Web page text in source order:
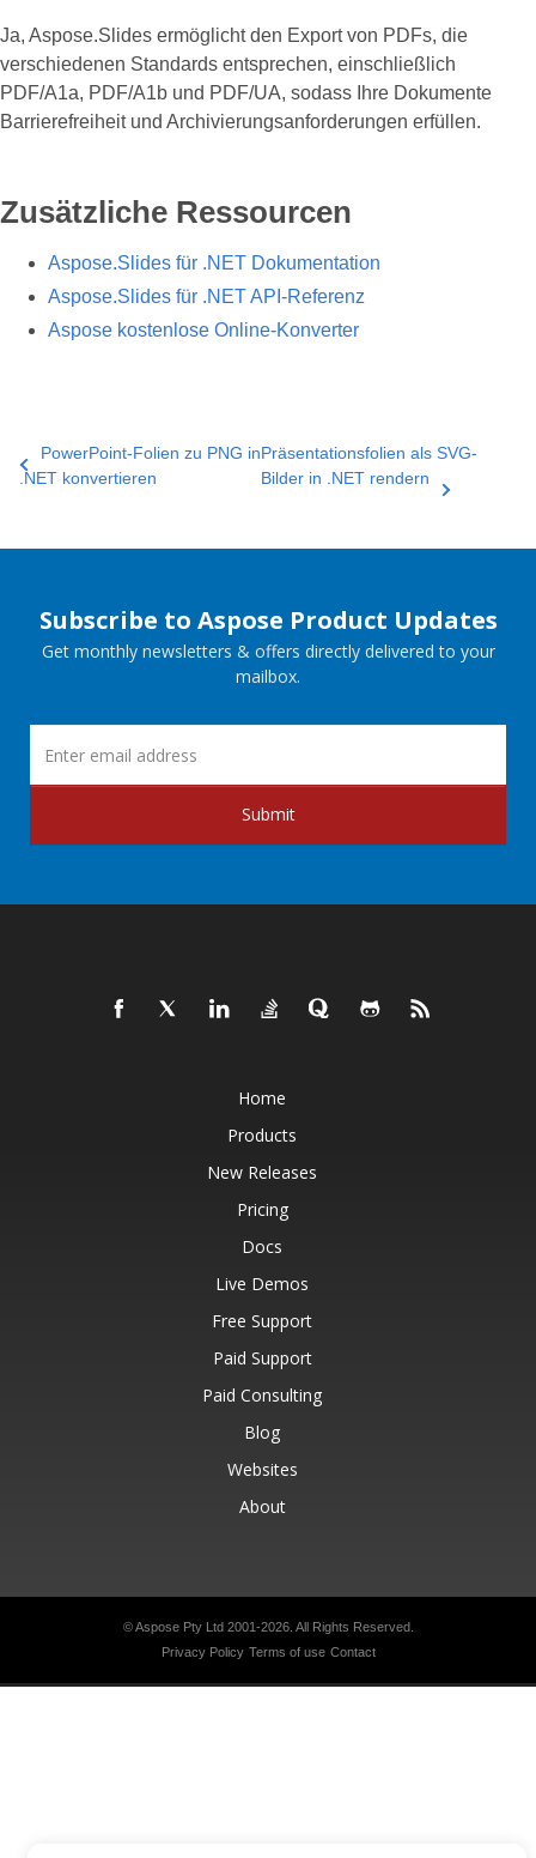
Ja, Aspose.Slides ermöglicht den Export von PDFs, die
verschiedenen Standards entsprechen, einschließlich
PDF/A1a, PDF/A1b und PDF/UA, sodass Ihre Dokumente
Barrierefreiheit und Archivierungsanforderungen erfüllen.
Zusätzliche Ressourcen
Aspose.Slides für .NET Dokumentation
Aspose.Slides für .NET API-Referenz
Aspose kostenlose Online-Konverter
PowerPoint‑Folien zu PNG in
.NET konvertieren
Präsentationsfolien als SVG-
Bilder in .NET rendern
Subscribe to Aspose Product Updates
Get monthly newsletters & offers directly delivered to your
mailbox.
Submit
Home
Products
New Releases
Pricing
Docs
Live Demos
Free Support
Paid Support
Paid Consulting
Blog
Websites
About
© Aspose Pty Ltd 2001-2026. All Rights Reserved.
Privacy Policy Terms of use Contact